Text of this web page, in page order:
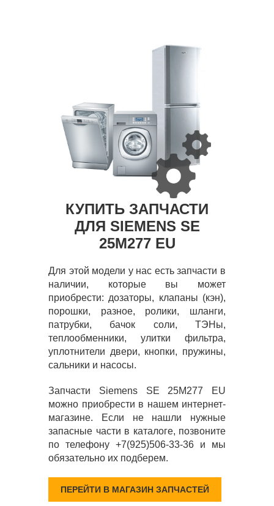
КУПИТЬ ЗАПЧАСТИ
ДЛЯ SIEMENS SE
25M277 EU
Для этой модели у нас есть запчасти в
наличии, которые вы может
приобрести: дозаторы, клапаны (кэн),
порошки, разное, ролики, шланги,
патрубки, бачок соли, ТЭНы,
теплообменники, улитки фильтра,
уплотнители двери, кнопки, пружины,
сальники и насосы.
Запчасти Siemens SE 25M277 EU
можно приобрести в нашем интернет-
магазине. Если не нашли нужные
запасные части в каталоге, позвоните
по телефону +7(925)506-33-36 и мы
обязательно их подберем.
ПЕРЕЙТИ В МАГАЗИН ЗАПЧАСТЕЙ